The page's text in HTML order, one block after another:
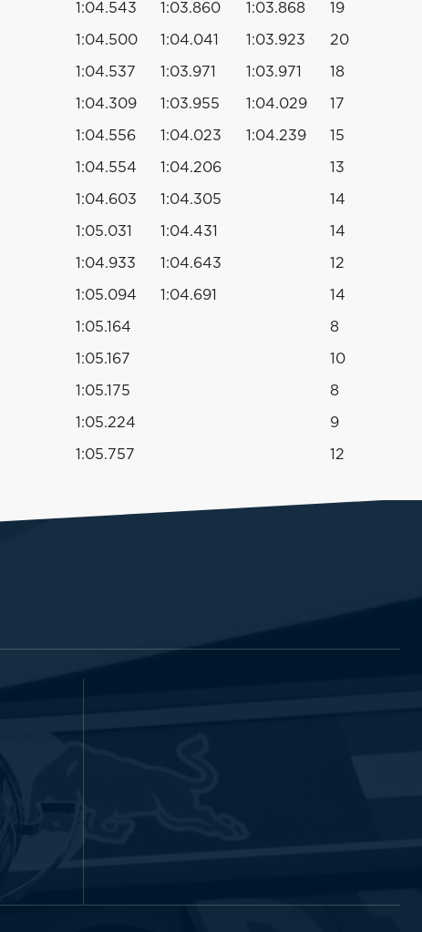
1:04.543 1:03.860 1:03.868 19
1:04.500 1:04.041 1:03.923 20
1:04.537 1:03.971 1:03.971 18
1:04.309 1:03.955 1:04.029 17
1:04.556 1:04.023 1:04.239 15
1:04.554 1:04.206 13
1:04.603 1:04.305 14
1:05.031 1:04.431 14
1:04.933 1:04.643 12
1:05.094 1:04.691 14
1:05.164 8
1:05.167 10
1:05.175 8
1:05.224 9
1:05.757 12